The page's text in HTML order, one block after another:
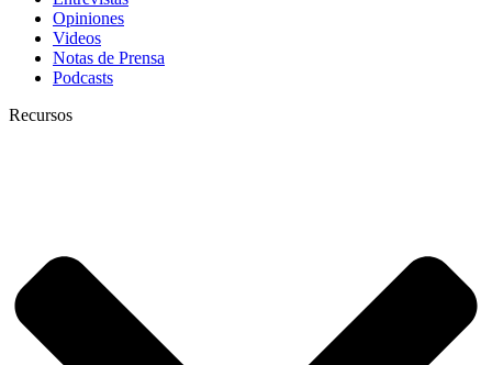
Opiniones
Videos
Notas de Prensa
Podcasts
Recursos